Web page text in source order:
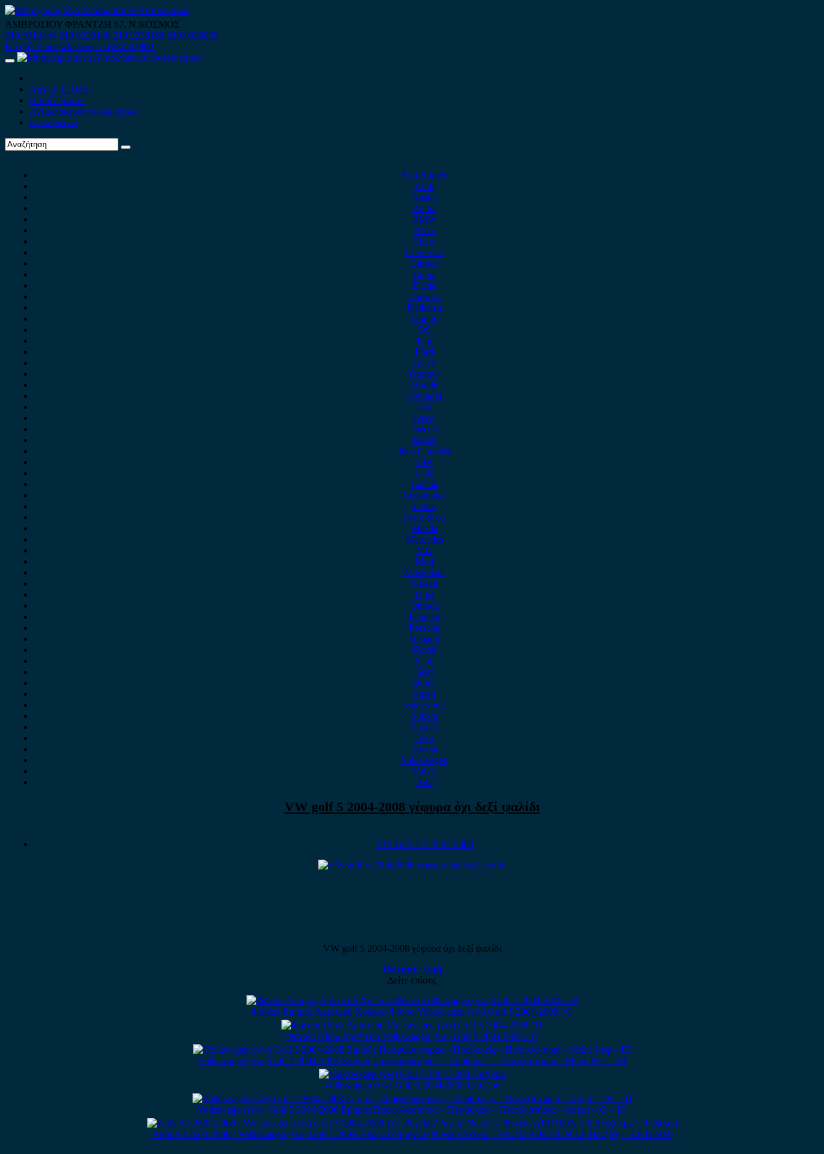
Skip
to
content
ΑΜΒΡΟΣΙΟΥ ΦΡΑΝΤΖΗ 67, Ν.ΚΟΣΜΟΣ
210 9012444 210 9239148 210 9238158 210 9026839
Κινητό-Viber-whatsapp : 6980507900
Primary
Αρχική Σελίδα
Ποιοί είμαστε
Ανταλλακτικά Αυτοκινήτων
Επικοινωνία
Alfa Romeo
Audi
Austin
Acura
BMW
BYD
Chery
Chevrolet
Citroen
Cupra
Dacia
Daewoo
Daihatsu
Dodge
DS
Fiat
Ford
Geely
Gonow
Honda
Hyundai
Isuzu
iveco
Jaecoo
Jaguar
Jeep Chrysler
KIA
Lada
Lancia
Leapmotor
Lexus
Lynk & co
Mazda
Mercedes
MG
Mini
Mitsubishi
Nissan
Opel
Omoda
Peugeot
Porsche
Renault
Rover
Saab
Seat
Skoda
Smart
ssangyong
Subaru
Suzuki
Tesla
Toyota
Volkswagen
Volvo
Xev
VW golf 5 2004-2008 γέφυρα όχι δεξί ψαλίδι
VW GOLF 5 2004-2008
VW golf 5 2004-2008 γέφυρα όχι δεξί ψαλίδι
Ρωτήστε τιμή
Δείτε επίσης
Φανάρι Εμπρός Αριστερό Χρώμιο Φόντο Volkswagen (vw) Golf 5 2004-2008 / Θ
Φανάρι Πίσω Αριστερό Volkswagen (vw) Golf 5 2004-2008 / Π
Volkswagen (vw) Golf 5 2004-2008 Εμπρός Προφυλακτήρας – Προβολείς – Πιτσιλιστήρια – Μπλε Ραφ – ΙΠ
Volkswagen (vw) Golf 5 2004-2008 Εταζέρα
Volkswagen (vw) Golf 5 2004-2008 Εμπρός Προφυλακτήρας – Προβολείς – Πιτσιλιστήρια – Ασημί – Θ – ΙΠ
Audi A3 2003-2008 / Volkswagen (vw) Golf 5 2004-2008 Σετ Ψυγεία (Ψυγείο Νερού – Ψυγείο AIR/TION 1.6 Βενζίνη – 1.9 Diesel)